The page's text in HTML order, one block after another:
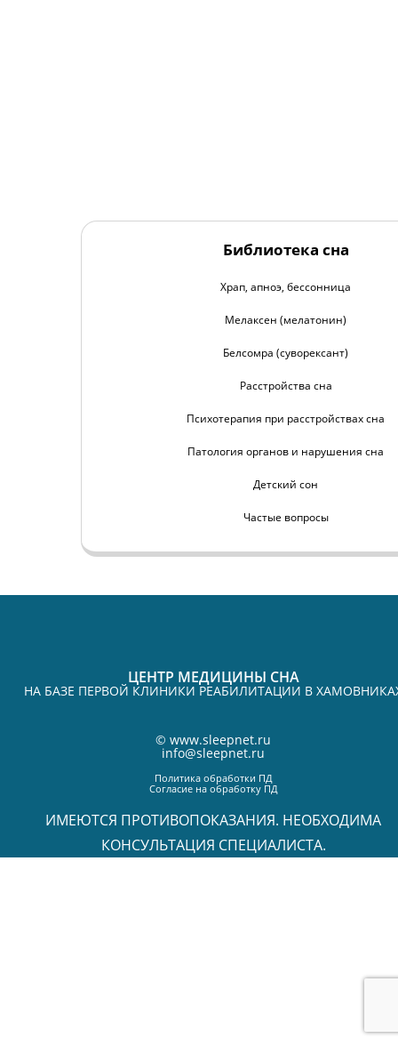
Библиотека сна
Храп, апноэ, бессонница
Мелаксен (мелатонин)
Белсомра (суворексант)
Расстройства сна
Психотерапия при расстройствах сна
Патология органов и нарушения сна
Детский сон
Частые вопросы
ЦЕНТР МЕДИЦИНЫ СНА
НА БАЗЕ ПЕРВОЙ КЛИНИКИ РЕАБИЛИТАЦИИ В
© www.sleepnet.ru
info@sleepnet.ru
Политика обработки ПД
Согласие на обработку ПД
ИМЕЮТСЯ ПРОТИВОПОКАЗАНИЯ. НЕОБХОДИМА
КОНСУЛЬТАЦИЯ СПЕЦИАЛИСТА.